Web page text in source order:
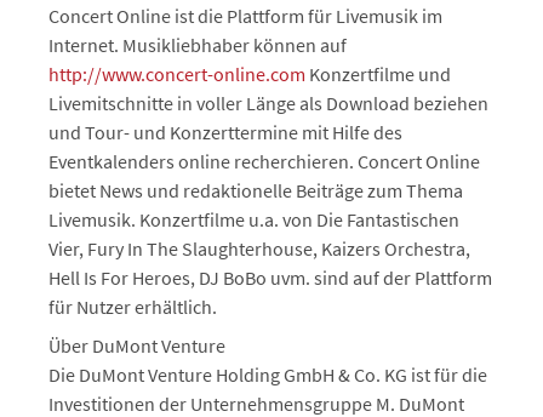
Concert Online ist die Plattform für Livemusik im
Internet. Musikliebhaber können auf
http://www.concert-online.com Konzertfilme und
Livemitschnitte in voller Länge als Download beziehen
und Tour- und Konzerttermine mit Hilfe des
Eventkalenders online recherchieren. Concert Online
bietet News und redaktionelle Beiträge zum Thema
Livemusik. Konzertfilme u.a. von Die Fantastischen
Vier, Fury In The Slaughterhouse, Kaizers Orchestra,
Hell Is For Heroes, DJ BoBo uvm. sind auf der Plattform
für Nutzer erhältlich.
Über DuMont Venture
Die DuMont Venture Holding GmbH & Co. KG ist für die
Investitionen der Unternehmensgruppe M. DuMont